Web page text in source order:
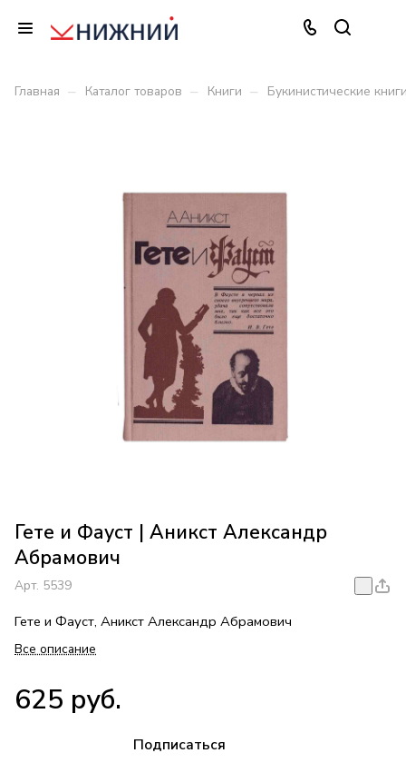
Главная – Каталог товаров – Книги – Букинистические
Гете и Фауст | Аникст Александр
Абрамович
Арт. 5539
Гете и Фауст, Аникст Александр Абрамович
Все описание
625 руб.
Подписаться